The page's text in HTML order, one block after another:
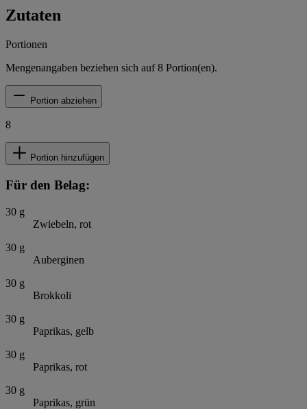
Zutaten
Portionen
Mengenangaben beziehen sich auf8 Portion(en).
Portion abziehen
8
Portion hinzufügen
Für den Belag:
30 g
Zwiebeln, rot
30 g
Auberginen
30 g
Brokkoli
30 g
Paprikas, gelb
30 g
Paprikas, rot
30 g
Paprikas, grün